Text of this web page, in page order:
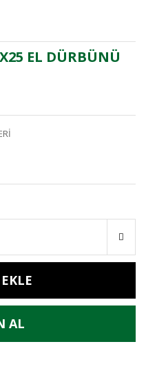
EL DÜRBÜNÜ
AL